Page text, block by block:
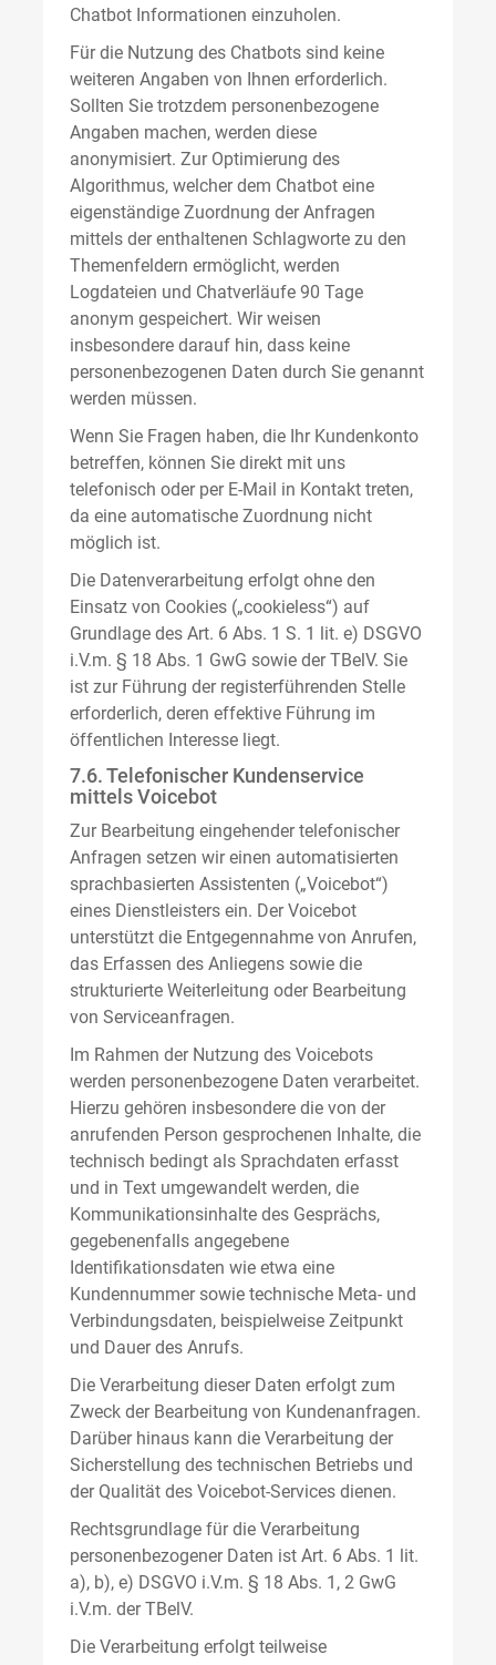
Chatbot Informationen einzuholen.
Für die Nutzung des Chatbots sind keine
weiteren Angaben von Ihnen erforderlich.
Sollten Sie trotzdem personenbezogene
Angaben machen, werden diese
anonymisiert. Zur Optimierung des
Algorithmus, welcher dem Chatbot eine
eigenständige Zuordnung der Anfragen
mittels der enthaltenen Schlagworte zu den
Themenfeldern ermöglicht, werden
Logdateien und Chatverläufe 90 Tage
anonym gespeichert. Wir weisen
insbesondere darauf hin, dass keine
personenbezogenen Daten durch Sie genannt
werden müssen.
Wenn Sie Fragen haben, die Ihr Kundenkonto
betreffen, können Sie direkt mit uns
telefonisch oder per E-Mail in Kontakt treten,
da eine automatische Zuordnung nicht
möglich ist.
Die Datenverarbeitung erfolgt ohne den
Einsatz von Cookies („cookieless“) auf
Grundlage des Art. 6 Abs. 1 S. 1 lit. e) DSGVO
i.V.m. § 18 Abs. 1 GwG sowie der TBelV. Sie
ist zur Führung der registerführenden Stelle
erforderlich, deren effektive Führung im
öffentlichen Interesse liegt.
7.6. Telefonischer Kundenservice
mittels Voicebot
Zur Bearbeitung eingehender telefonischer
Anfragen setzen wir einen automatisierten
sprachbasierten Assistenten („Voicebot“)
eines Dienstleisters ein. Der Voicebot
unterstützt die Entgegennahme von Anrufen,
das Erfassen des Anliegens sowie die
strukturierte Weiterleitung oder Bearbeitung
von Serviceanfragen.
Im Rahmen der Nutzung des Voicebots
werden personenbezogene Daten verarbeitet.
Hierzu gehören insbesondere die von der
anrufenden Person gesprochenen Inhalte, die
technisch bedingt als Sprachdaten erfasst
und in Text umgewandelt werden, die
Kommunikationsinhalte des Gesprächs,
gegebenenfalls angegebene
Identifikationsdaten wie etwa eine
Kundennummer sowie technische Meta- und
Verbindungsdaten, beispielweise Zeitpunkt
und Dauer des Anrufs.
Die Verarbeitung dieser Daten erfolgt zum
Zweck der Bearbeitung von Kundenanfragen.
Darüber hinaus kann die Verarbeitung der
Sicherstellung des technischen Betriebs und
der Qualität des Voicebot-Services dienen.
Rechtsgrundlage für die Verarbeitung
personenbezogener Daten ist Art. 6 Abs. 1 lit.
a), b), e) DSGVO i.V.m. § 18 Abs. 1, 2 GwG
i.V.m. der TBelV.
Die Verarbeitung erfolgt teilweise